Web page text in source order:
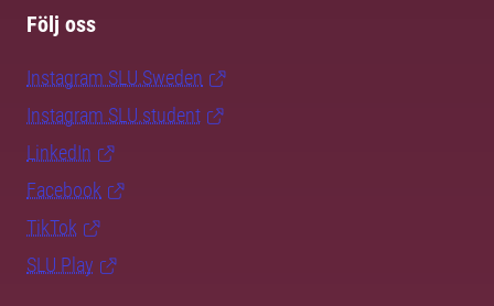
Följ oss
Instagram SLU.Sweden
Instagram SLU.student
LinkedIn
Facebook
TikTok
SLU Play